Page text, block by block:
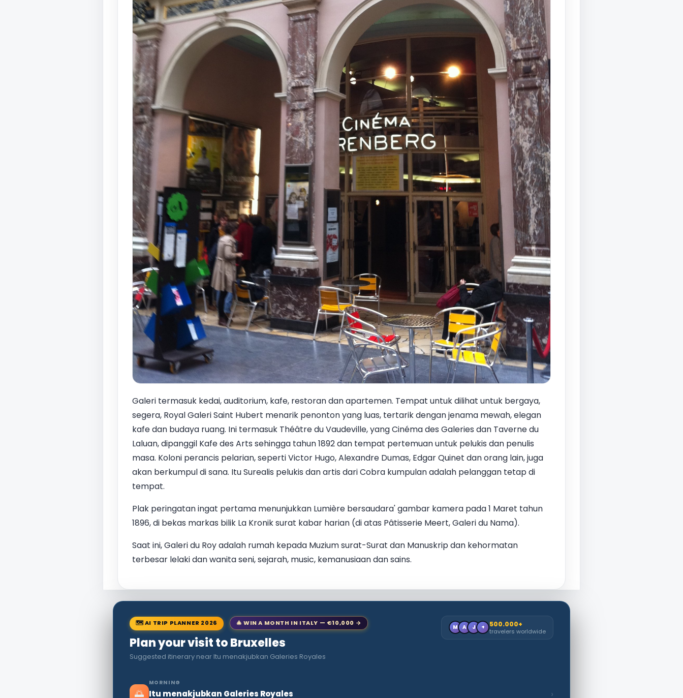
Galeri termasuk kedai, auditorium, kafe, restoran dan apartemen. Tempat untuk dilihat untuk bergaya,
segera, Royal Galeri Saint Hubert menarik penonton yang luas, tertarik dengan jenama mewah, elegan
kafe dan budaya ruang. Ini termasuk Théâtre du Vaudeville, yang Cinéma des Galeries dan Taverne du
Laluan, dipanggil Kafe des Arts sehingga tahun 1892 dan tempat pertemuan untuk pelukis dan penulis
masa. Koloni perancis pelarian, seperti Victor Hugo, Alexandre Dumas, Edgar Quinet dan orang lain, juga
akan berkumpul di sana. Itu Surealis pelukis dan artis dari Cobra kumpulan adalah pelanggan tetap di
tempat.
Plak peringatan ingat pertama menunjukkan Lumière bersaudara' gambar kamera pada 1 Maret tahun
1896, di bekas markas bilik La Kronik surat kabar harian (di atas Pâtisserie Meert, Galeri du Nama).
Saat ini, Galeri du Roy adalah rumah kepada Muzium surat-Surat dan Manuskrip dan kehormatan
terbesar lelaki dan wanita seni, sejarah, music, kemanusiaan dan sains.
🗺 AI TRIP PLANNER 2026 🎄 WIN A MONTH IN ITALY — €10,000 →
Plan your visit to Bruxelles
Suggested itinerary near Itu menakjubkan Galeries Royales
M A J + 500.000+
travelers worldwide
🌅
MORNING
Itu menakjubkan Galeries Royales ›